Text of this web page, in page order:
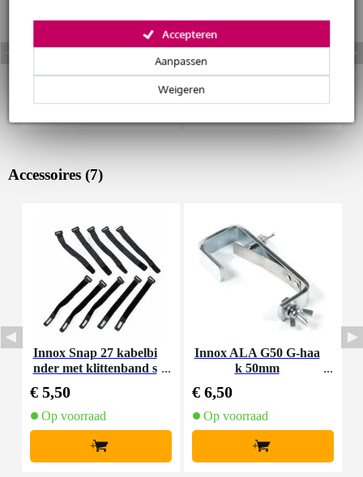
Weigeren
Aanpassen
Accepteren
Accessoires (7)
Innox Snap 27 kabelbi
nder met klittenband s
€ 5,50
Op voorraad
+
Innox ALA G50 G-haa
k 50mm
€ 6,50
Op voorraad
+